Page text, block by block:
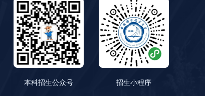
本科招生公众号 招生小程序